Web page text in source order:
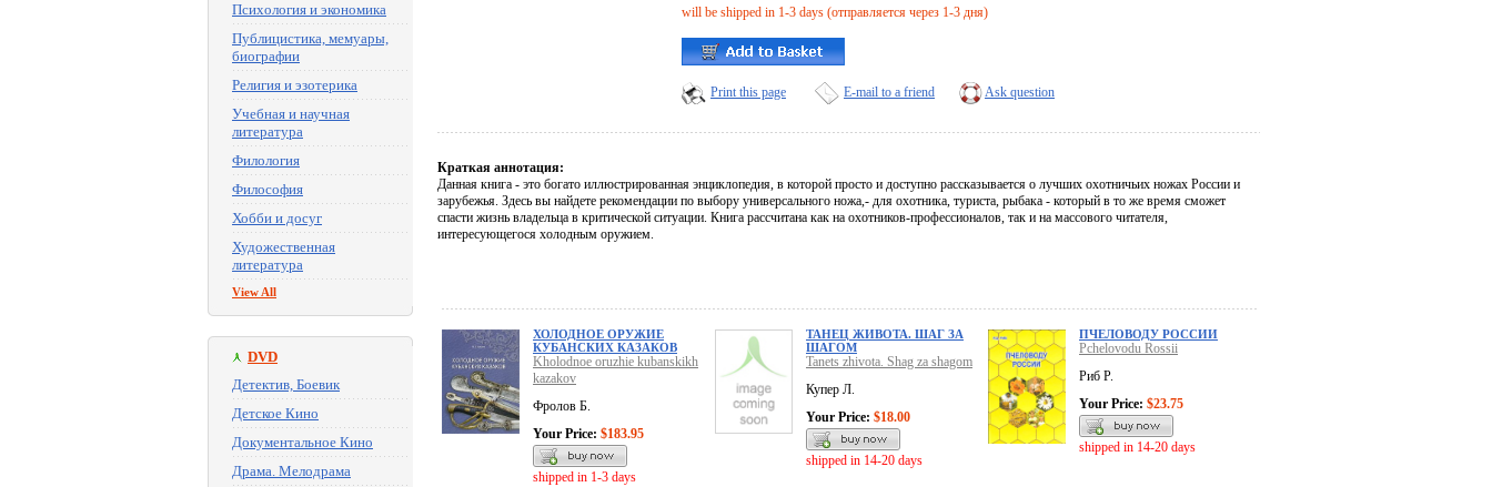
Психология и экономика
Публицистика, мемуары,
биографии
Религия и эзотерика
Учебная и научная
литература
Филология
Философия
Хобби и досуг
Художественная
литература
View All
DVD
Детектив, Боевик
Детское Кино
Документальное Кино
Драма. Мелодрама
will be shipped in 1-3 days (отправляется через 1-3 дня)
Print this page E-mail to a friend Ask question
Краткая аннотация:
Данная книга - это богато иллюстрированная энциклопедия, в которой просто и доступно рассказывается о лучших охотничьих ножах России и
зарубежья. Здесь вы найдете рекомендации по выбору универсального ножа,- для охотника, туриста, рыбака - который в то же время сможет
спасти жизнь владельца в критической ситуации. Книга рассчитана как на охотников-профессионалов, так и на массового читателя,
интересующегося холодным оружием.
ХОЛОДНОЕ ОРУЖИЕ
КУБАНСКИХ КАЗАКОВ
Kholodnoe oruzhie kubanskikh
kazakov
Фролов Б.
Your Price: $183.95
shipped in 1-3 days
ТАНЕЦ ЖИВОТА. ШАГ ЗА
ШАГОМ
Tanets zhivota. Shag za shagom
Купер Л.
Your Price: $18.00
shipped in 14-20 days
ПЧЕЛОВОДУ РОССИИ
Pchelovodu Rossii
Риб Р.
Your Price: $23.75
shipped in 14-20 days